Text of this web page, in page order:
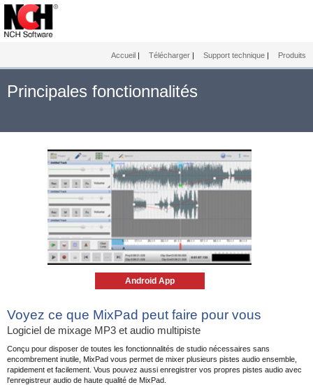
Accueil | Télécharger | Support technique | Produits
Principales fonctionnalités
Android App
Voyez ce que MixPad peut faire pour vous
Logiciel de mixage MP3 et audio multipiste
Conçu pour disposer de toutes les fonctionnalités de studio nécessaires sans
encombrement inutile, MixPad vous permet de mixer plusieurs pistes audio ensemble,
rapidement et facilement. Vous pouvez aussi enregistrer vos propres pistes audio avec
l'enregistreur audio de haute qualité de MixPad.